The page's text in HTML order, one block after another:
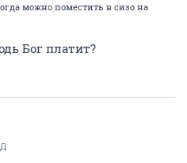
можно поместить в сизо на
Бог платит?